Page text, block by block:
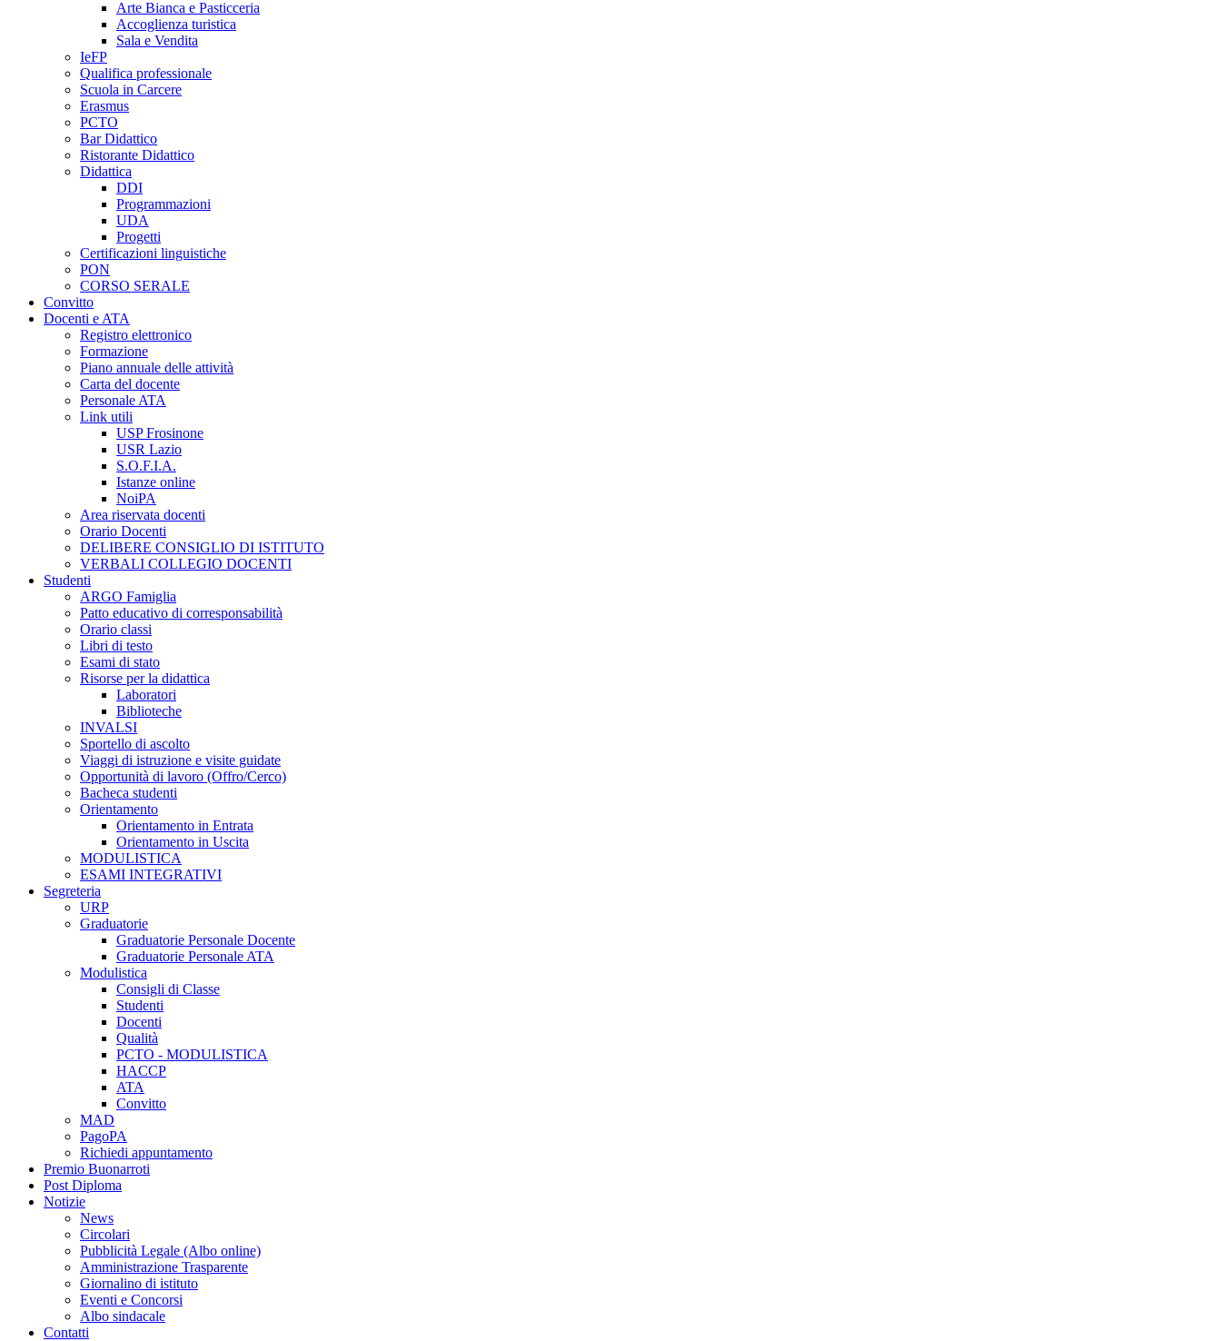
Arte Bianca e Pasticceria
Accoglienza turistica
Sala e Vendita
IeFP
Qualifica professionale
Scuola in Carcere
Erasmus
PCTO
Bar Didattico
Ristorante Didattico
Didattica
DDI
Programmazioni
UDA
Progetti
Certificazioni linguistiche
PON
CORSO SERALE
Convitto
Docenti e ATA
Registro elettronico
Formazione
Piano annuale delle attività
Carta del docente
Personale ATA
Link utili
USP Frosinone
USR Lazio
S.O.F.I.A.
Istanze online
NoiPA
Area riservata docenti
Orario Docenti
DELIBERE CONSIGLIO DI ISTITUTO
VERBALI COLLEGIO DOCENTI
Studenti
ARGO Famiglia
Patto educativo di corresponsabilità
Orario classi
Libri di testo
Esami di stato
Risorse per la didattica
Laboratori
Biblioteche
INVALSI
Sportello di ascolto
Viaggi di istruzione e visite guidate
Opportunità di lavoro (Offro/Cerco)
Bacheca studenti
Orientamento
Orientamento in Entrata
Orientamento in Uscita
MODULISTICA
ESAMI INTEGRATIVI
Segreteria
URP
Graduatorie
Graduatorie Personale Docente
Graduatorie Personale ATA
Modulistica
Consigli di Classe
Studenti
Docenti
Qualità
PCTO - MODULISTICA
HACCP
ATA
Convitto
MAD
PagoPA
Richiedi appuntamento
Premio Buonarroti
Post Diploma
Notizie
News
Circolari
Pubblicità Legale (Albo online)
Amministrazione Trasparente
Giornalino di istituto
Eventi e Concorsi
Albo sindacale
Contatti